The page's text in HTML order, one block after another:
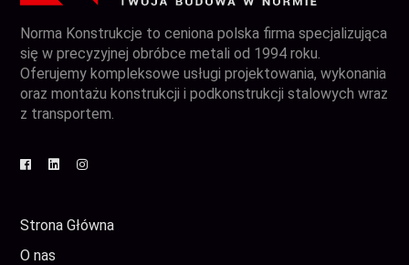
Norma Konstrukcje to ceniona polska firma specjalizująca
się w precyzyjnej obróbce metali od 1994 roku.
Oferujemy kompleksowe usługi projektowania, wykonania
oraz montażu konstrukcji i podkonstrukcji stalowych wraz
z transportem.
Strona Główna
O nas